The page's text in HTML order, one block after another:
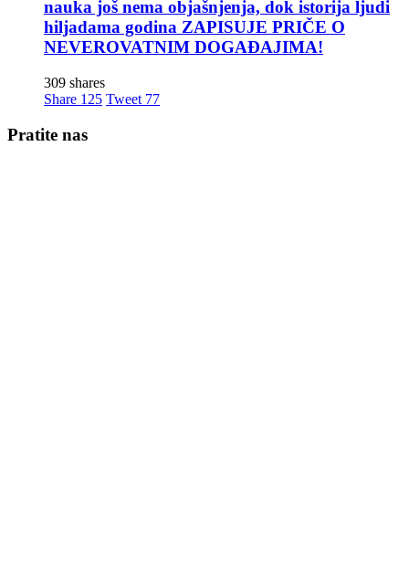
nauka još nema objašnjenja, dok istorija ljudi
hiljadama godina ZAPISUJE PRIČE O
NEVEROVATNIM DOGAĐAJIMA!
309 shares
Share 125 Tweet 77
Pratite nas